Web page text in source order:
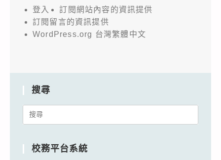
登入
訂閱網站內容的資訊提供
訂閱留言的資訊提供
WordPress.org 台灣繁體中文
搜尋
Search
校務平台系統